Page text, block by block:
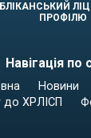
ПРОФІЛЮ
Навігація по
Новини
до ХРЛІСП